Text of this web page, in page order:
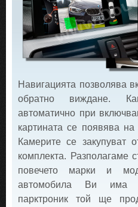
Навигацията позволява
обратно виждане.
автоматично при
картината се появява
Камерите се закупуват
комплекта. Разполагаме
повечето марки и
автомобила Ви има
парктроник той ще